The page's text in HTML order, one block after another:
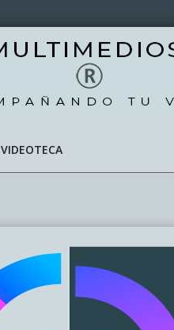
VIDEOTECA